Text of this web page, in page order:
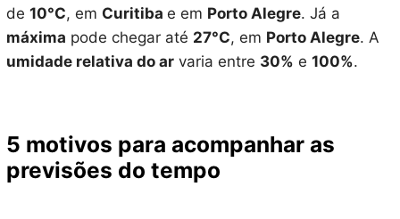
de 10°C, em Curitiba e em Porto Alegre. Já a
máxima pode chegar até 27°C, em Porto Alegre. A
umidade relativa do arvaria entre 30% e 100%.
5 motivos para acompanhar as
previsões do tempo